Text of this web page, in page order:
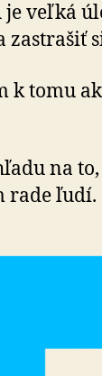
je veľká
zastrašiť
k tomu
na
rade ľudí.